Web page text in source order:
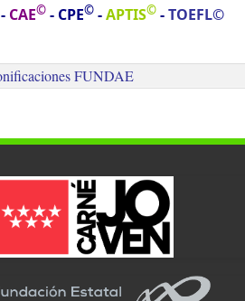
CAE©- CPE©-APTIS©-TOEFL©
FUNDAE